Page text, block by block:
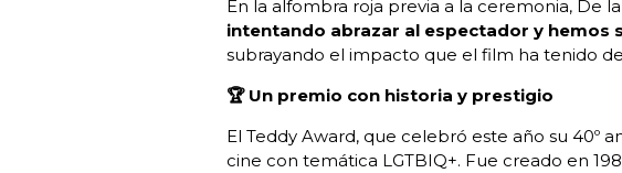
En la alfombra roja previa a la ceremonia, De
intentando abrazar al espectador y hemos
subrayando el impacto que el film ha tenido
🏆 Un premio con historia y prestigio
El Teddy Award, que celebró este año su 40º
cine con temática LGTBIQ+. Fue creado en